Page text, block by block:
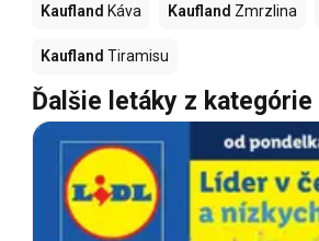
Kaufland Káva Kaufland Zmrzlina
Kaufland Tiramisu
Ďalšie letáky z kategórie